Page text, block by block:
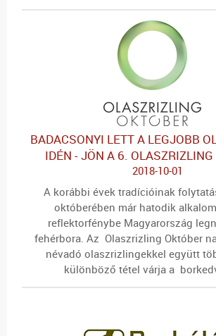
BADACSONYI LETT A LEGJOBB
IDÉN - JÖN A 6.
2018-10-01
A korábbi évek tradícióinak
októberében már hatodik
reflektorfénybe Magyarország
fehérbora. Az Olaszrizling Október
névadó olaszrizlingekkel együtt
különböző tétel várja a